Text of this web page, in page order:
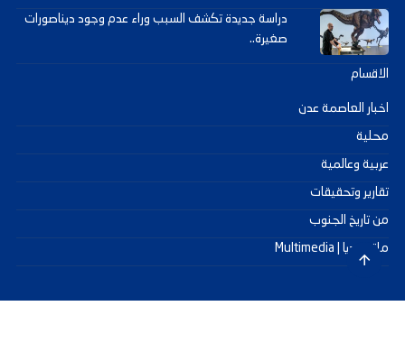
دراسة جديدة تكشف السبب وراء عدم وجود ديناصورات
صغيرة..
الاقسام
اخبار العاصمة عدن
محلية
عربية وعالمية
تقارير وتحقيقات
من تاريخ الجنوب
ملتيميديا | Multimedia